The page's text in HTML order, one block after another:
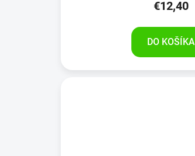
€12,40
DO KOŠÍKA